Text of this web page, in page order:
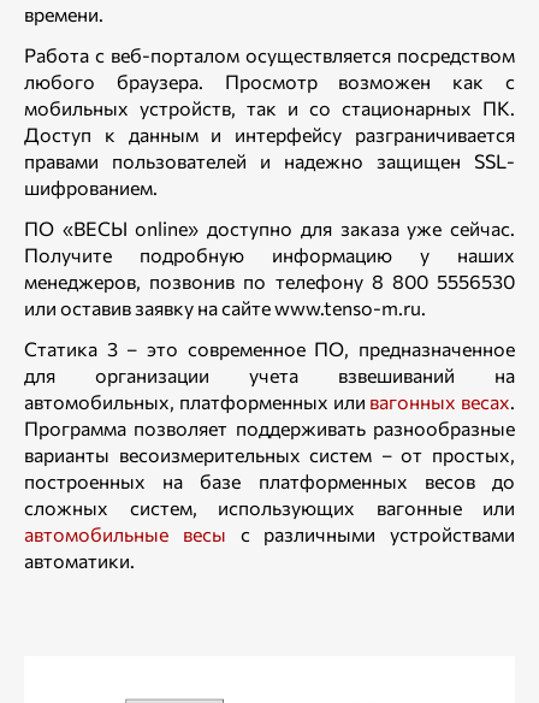
времени.
Работа с веб-порталом осуществляется посредством
любого браузера. Просмотр возможен как с
мобильных устройств, так и со стационарных ПК.
Доступ к данным и интерфейсу разграничивается
правами пользователей и надежно защищен SSL-
шифрованием.
ПО «ВЕСЫ online» доступно для заказа уже сейчас.
Получите подробную информацию у наших
менеджеров, позвонив по телефону 8 800 5556530
или оставив заявку на сайте www.tenso-m.ru.
Статика 3 – это современное ПО, предназначенное
для организации учета взвешиваний на
автомобильных, платформенных или вагонных весах.
Программа позволяет поддерживать разнообразные
варианты весоизмерительных систем – от простых,
построенных на базе платформенных весов до
сложных систем, использующих вагонные или
автомобильные весы с различными устройствами
автоматики.